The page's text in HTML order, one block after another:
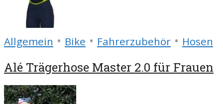
Allgemein • Bike • Fahrerzubehör • Hosen
Alé Trägerhose Master 2.0 für Frauen